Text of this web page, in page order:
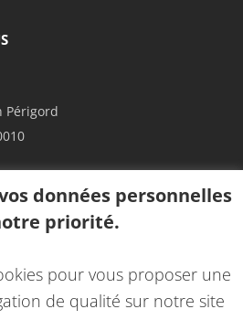
Périgord
données personnelles
priorité.
pour vous proposer une
de qualité sur notre site